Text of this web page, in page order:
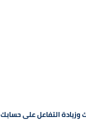
التفاعل على حسابك